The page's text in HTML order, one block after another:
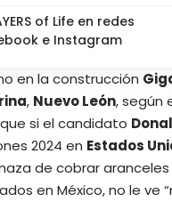
of Life en redes
e Instagram
en la construcción
, Nuevo León, según
si el candidato
2024 en Estados
de cobrar aranceles
en México, no le ve